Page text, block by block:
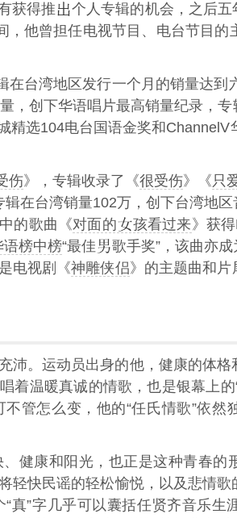
获得推
个人专辑的机会，之后
，他曾担任电视节目、电台节目的
在台湾地区发行一个月的销量达到
，创下华语唱片最高销量纪录，
选104电台国语金奖和
伤》，专辑收录了《很受伤》《只
辑在台湾销量102万，创下台湾地
的歌曲《对面的 孩看过来》获
语榜中榜“最佳
歌手奖”，该曲亦
电视剧《神雕侠侣》的主题曲和
沛。运动员出身的他，健康的体
着温暖真诚的情歌，也是银幕上
管怎么变，他的“任氏情歌”依然
健康和阳光，也正是这种青春的
轻快民谣的轻松愉悦，以及悲情
真”字几乎可以囊括任贤齐音乐生